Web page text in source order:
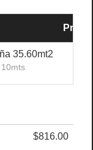
35.60mt2
$816.00